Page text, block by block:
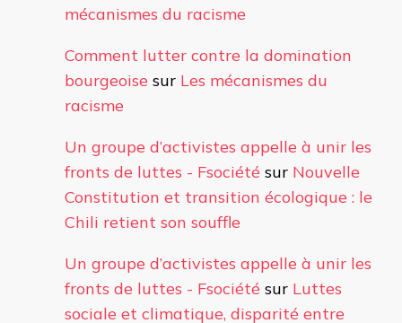
mécanismes du racisme
Comment lutter contre la domination
bourgeoise sur Les mécanismes du
racisme
Un groupe d’activistes appelle à unir les
fronts de luttes - Fsociété sur Nouvelle
Constitution et transition écologique : le
Chili retient son souffle
Un groupe d’activistes appelle à unir les
fronts de luttes - Fsociété sur Luttes
sociale et climatique, disparité entre